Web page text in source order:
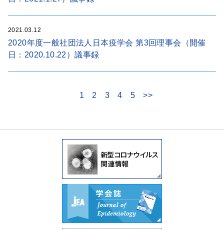
2021.03.12
2020年度一般社団法人日本疫学会 第3回理事会（開催
日：2020.10.22）議事録
1 2 3 4 5 >>